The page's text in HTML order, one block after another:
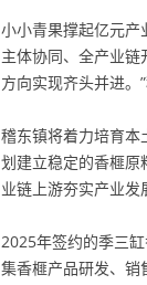
小小青果撑起亿元产
主体协同、全产业链
方向实现齐头并进。
稽东镇将着力培育本
划建立稳定的香榧原
业链上游夯实产业发
2025年签约的季三
集香榧产品研发、销